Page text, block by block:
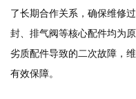
了长期合作关系，确保维修
封、排气阀等核心配件均为
劣质配件导致的二次故障，
有效保障。